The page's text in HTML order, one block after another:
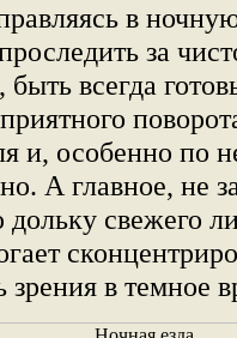
в
за
быть всегда
и, особенно по
А главное, не
свежего
зрения в темное